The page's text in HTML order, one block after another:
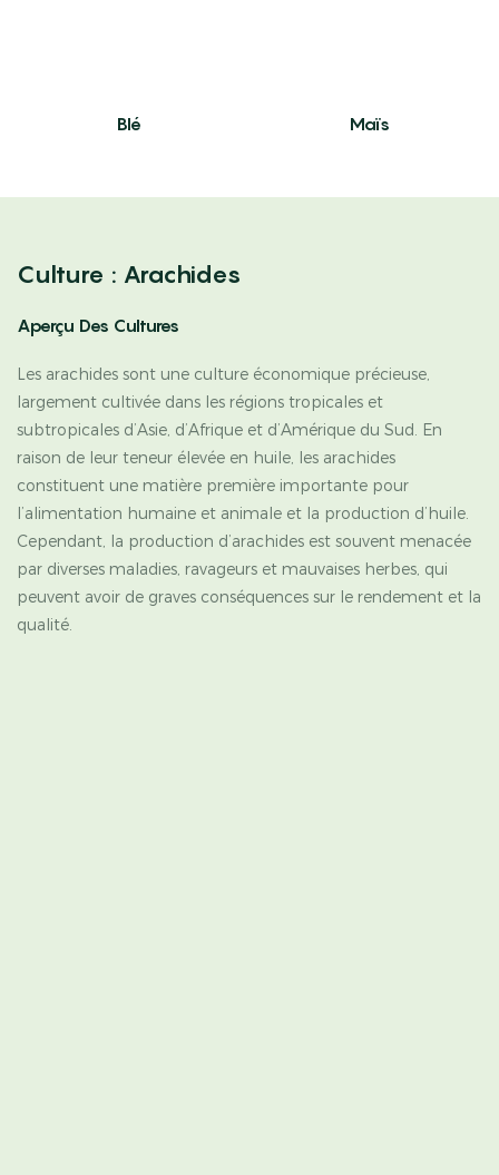
Blé Maïs
Culture : Arachides
Aperçu Des Cultures
Les arachides sont une culture économique précieuse,
largement cultivée dans les régions tropicales et
subtropicales d’Asie, d’Afrique et d’Amérique du Sud. En
raison de leur teneur élevée en huile, les arachides
constituent une matière première importante pour
l’alimentation humaine et animale et la production d’huile.
Cependant, la production d’arachides est souvent menacée
par diverses maladies, ravageurs et mauvaises herbes, qui
peuvent avoir de graves conséquences sur le rendement et la
qualité.